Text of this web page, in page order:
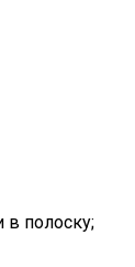
в полоску;